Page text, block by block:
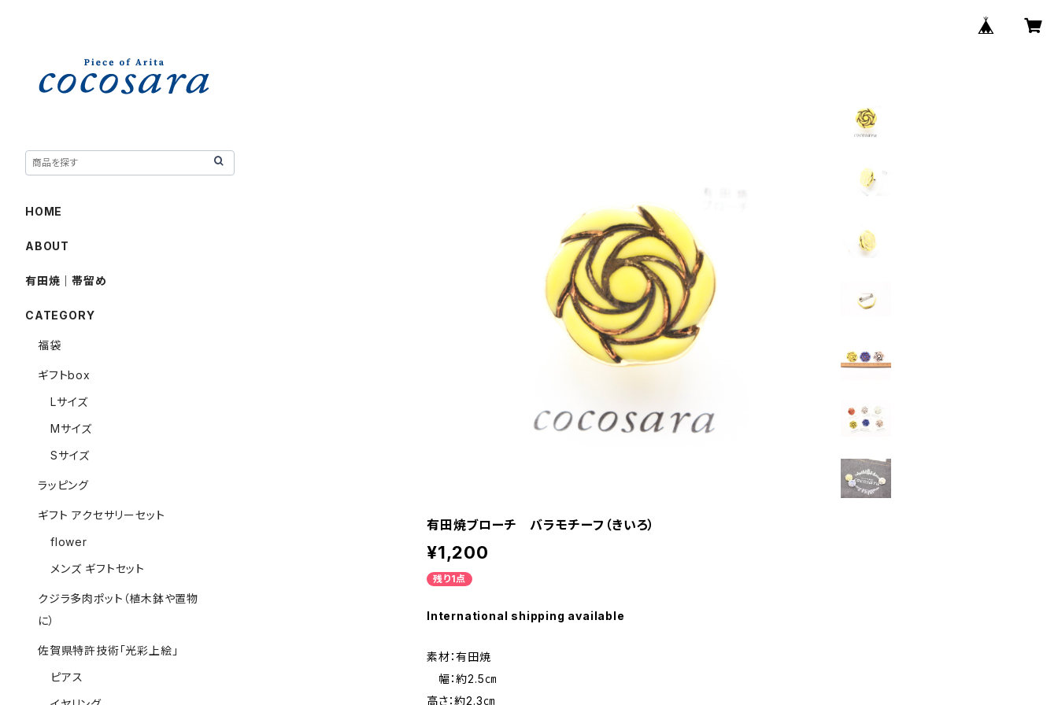
有田焼ブローチ バラモチーフ（きいろ）
¥1,200
残り1点
International shipping available
素材：有田焼
幅：約2.5㎝
高さ：約2.3㎝
HOME
ABOUT
有田焼｜帯留め
CATEGORY
福袋
ギフトbox
Lサイズ
Mサイズ
Sサイズ
ラッピング
ギフト アクセサリーセット
flower
メンズ ギフトセット
クジラ多肉ポット（植木鉢や置物
に）
佐賀県特許技術「光彩上絵」
ピアス